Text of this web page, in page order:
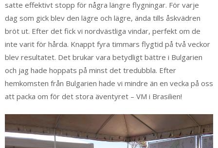
satte effektivt stopp för några längre flygningar. För varje
dag som gick blev den lägre och lägre, ända tills åskvädren
bröt ut. Efter det fick vi nordvästliga vindar, perfekt om de
inte varit för hårda. Knappt fyra timmars flygtid på två veckor
blev resultatet. Det brukar vara betydligt bättre i Bulgarien
och jag hade hoppats på minst det tredubbla. Efter
hemkomsten från Bulgarien hade vi mindre än en vecka på oss
att packa om för det stora äventyret – VM i Brasilien!